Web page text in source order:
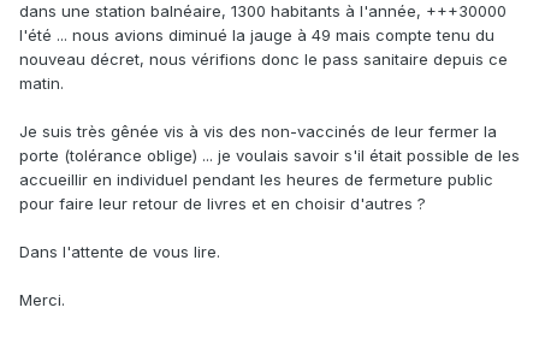
dans une station balnéaire, 1300 habitants à l'année, +++30000
l'été ... nous avions diminué la jauge à 49 mais compte tenu du
nouveau décret, nous vérifions donc le pass sanitaire depuis ce
matin.
Je suis très gênée vis à vis des non-vaccinés de leur fermer la
porte (tolérance oblige) ... je voulais savoir s'il était possible de les
accueillir en individuel pendant les heures de fermeture public
pour faire leur retour de livres et en choisir d'autres ?
Dans l'attente de vous lire.
Merci.